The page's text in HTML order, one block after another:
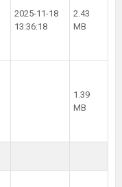
2025-11-18
13:36:18
2.43
MB
1.39
MB